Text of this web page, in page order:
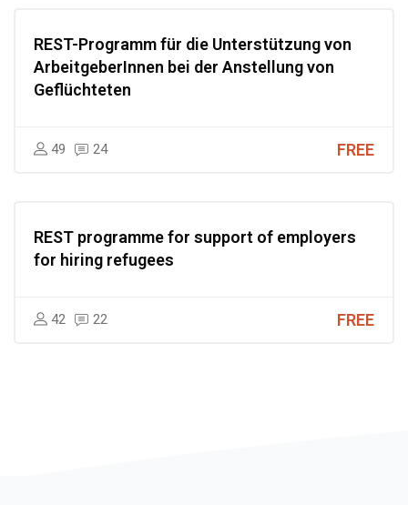
REST-Programm für die Unterstützung von
ArbeitgeberInnen bei der Anstellung von
Geflüchteten
49 24 FREE
REST programme for support of employers
for hiring refugees
42 22 FREE